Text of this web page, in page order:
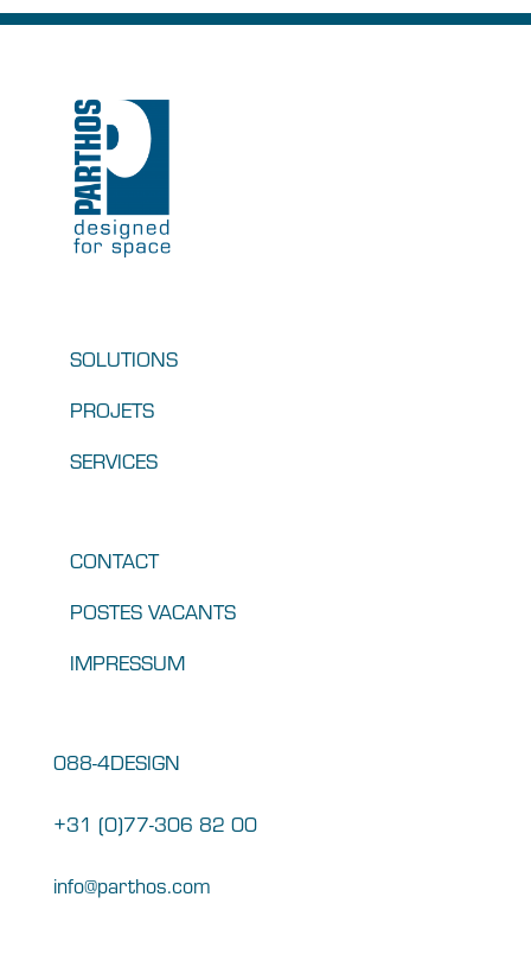
SOLUTIONS
PROJETS
SERVICES
CONTACT
POSTES VACANTS
IMPRESSUM
088-4DESIGN
+31 (0)77-306 82 00
info@parthos.com